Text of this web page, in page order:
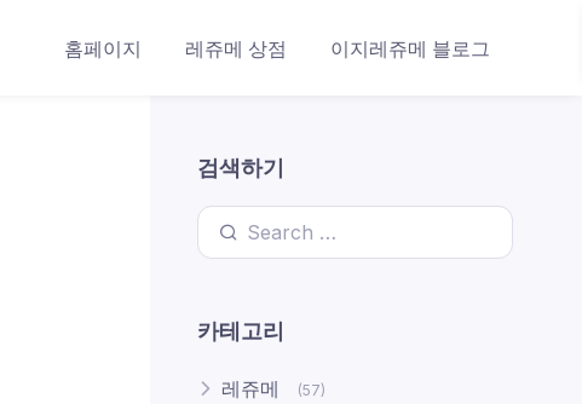
홈페이지 레쥬메 상점 이지레쥬메 블로그
검색하기
Search for:
카테고리
레쥬메 (57)